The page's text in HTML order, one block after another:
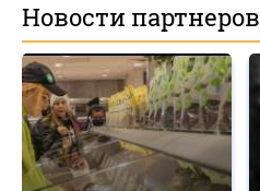
Новости партнеров